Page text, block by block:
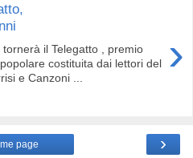
›
il Telegatto , premio
costituita dai lettori del
e Canzoni ...
›
page